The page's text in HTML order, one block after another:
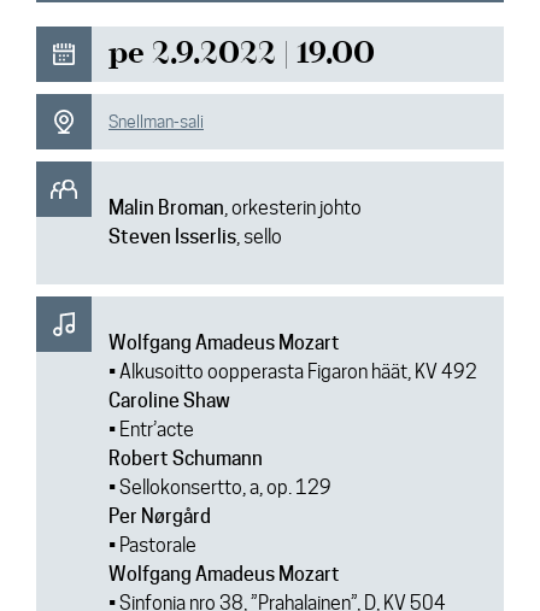
Yhteys pe 2.9.2022 | 19.00
Snellman-sali
Malin Broman, orkesterin johto
Steven Isserlis, sello
Wolfgang Amadeus Mozart
• Alkusoitto oopperasta Figaron häät, KV 492
Caroline Shaw
• Entr’acte
Robert Schumann
• Sellokonsertto, a, op. 129
Per Nørgård
• Pastorale
Wolfgang Amadeus Mozart
• Sinfonia nro 38, ”Prahalainen”, D, KV 504